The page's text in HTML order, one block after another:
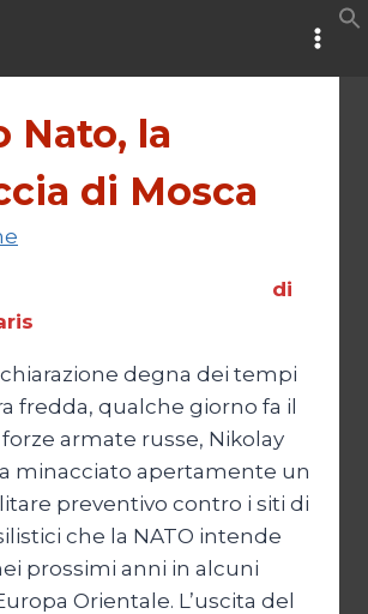
Nato, la
di Mosca
di
degna dei tempi
fredda, qualche giorno fa il
armate russe, Nikolay
minacciato apertamente un
preventivo contro i siti di
che la NATO intende
prossimi anni in alcuni
Orientale. L’uscita del